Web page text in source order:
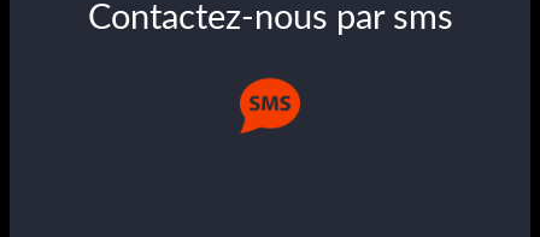
Contactez-nous par sms